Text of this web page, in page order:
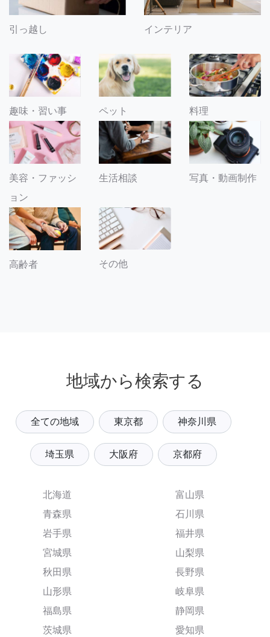
引っ越し インテリア
趣味・習い事 ペット 料理
美容・ファッシ
ョン
生活相談 写真・動画制作
高齢者 その他
地域から検索する
全ての地域 東京都 神奈川県
埼玉県 大阪府 京都府
北海道
青森県
岩手県
宮城県
秋田県
山形県
福島県
茨城県
富山県
石川県
福井県
山梨県
長野県
岐阜県
静岡県
愛知県